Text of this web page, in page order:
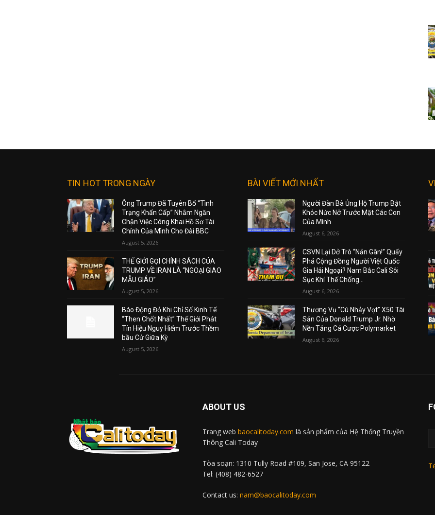
TIN HOT TRONG NGÀY
Ông Trump Đã Tuyên Bố “Tình
Trạng Khẩn Cấp” Nhằm Ngăn
Chặn Việc Công Khai Hồ Sơ Tài
Chính Của Mình Cho Đài BBC
August 5, 2026
THẾ GIỚI GỌI CHÍNH SÁCH CỦA
TRUMP VỀ IRAN LÀ “NGOẠI GIAO
MẪU GIÁO”
August 5, 2026
Báo Động Đỏ Khi Chỉ Số Kinh Tế
“Then Chốt Nhất” Thế Giới Phát
Tín Hiệu Nguy Hiểm Trước Thềm
bầu Cử Giữa Kỳ
August 5, 2026
BÀI VIẾT MỚI NHẤT
Người Đàn Bà Ủng Hộ Trump Bật
Khóc Nức Nở Trước Mặt Các Con
Của Mình
August 6, 2026
CSVN Lại Dở Trò “Nắn Gân!” Quấy
Phá Cộng Đồng Người Việt Quốc
Gia Hải Ngoại? Nam Bắc Cali Sôi
Sục Khí Thế Chống...
August 6, 2026
Thương Vụ “Cú Nhảy Vọt” X50 Tài
Sản Của Donald Trump Jr. Nhờ
Nền Tảng Cá Cược Polymarket
August 6, 2026
ABOUT US
Trang web baocalitoday.com là sản phẩm của Hệ Thống Truyền
Thông Cali Today
Tòa soạn: 1310 Tully Road #109, San Jose, CA 95122
Tel: (408) 482-6527
Contact us: nam@baocalitoday.com